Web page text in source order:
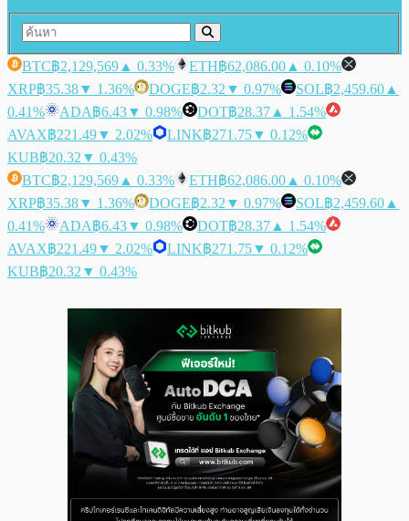
BTC฿2,129,569 ▲ 0.33% ETH฿62,086.00 ▲ 0.10%
XRP฿35.38▼ 1.36% DOGE฿2.32 ▼ 0.97% SOL฿2,459.60 ▲
0.41%
ADA฿6.43▼ 0.98% DOT฿28.37 ▲ 1.54%
AVAX฿221.49▼ 2.02% LINK฿271.75▼ 0.12%
KUB฿20.32 ▼ 0.43%
BTC฿2,129,569 ▲ 0.33% ETH฿62,086.00 ▲ 0.10%
XRP฿35.38▼ 1.36% DOGE฿2.32 ▼ 0.97% SOL฿2,459.60 ▲
0.41%
ADA฿6.43▼ 0.98% DOT฿28.37 ▲ 1.54%
AVAX฿221.49▼ 2.02% LINK฿271.75▼ 0.12%
KUB฿20.32 ▼ 0.43%